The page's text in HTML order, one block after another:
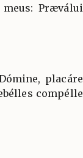
Præválui
placáre
compélle